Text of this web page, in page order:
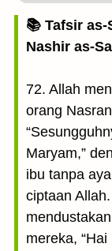
📚 Tafsir
Nashir as-
72. Allah
orang
Maryam,”
ibu tanpa
ciptaan
mereka,